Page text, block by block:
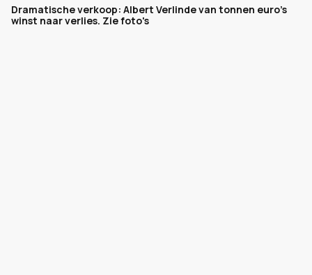
Dramatische verkoop: Albert Verlinde van tonnen euro's
winst naar verlies. Zie foto's